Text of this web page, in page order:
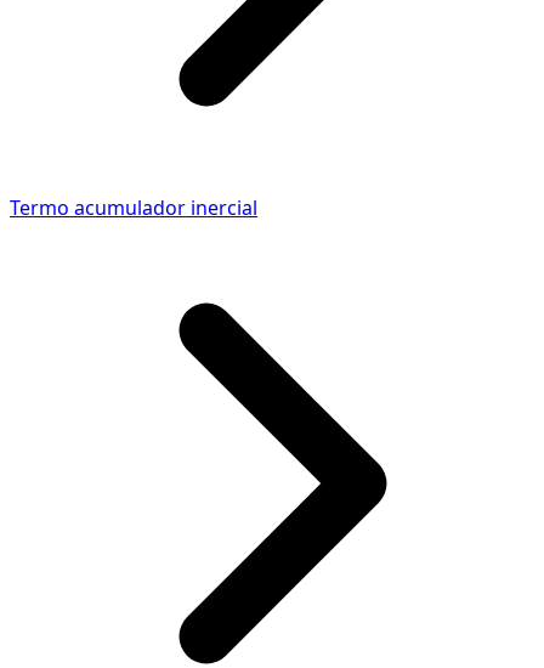
Termo acumulador inercial